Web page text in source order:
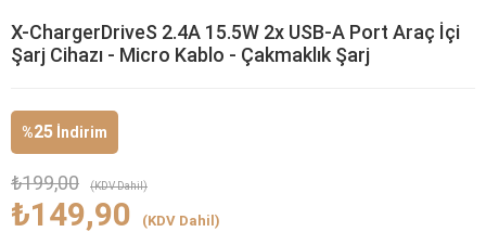
X-ChargerDriveS 2.4A 15.5W 2x USB-A Port Araç İçi
Şarj Cihazı - Micro Kablo - Çakmaklık Şarj
%25 İndirim
₺199,00 (KDV Dahil)
₺149,90 (KDV Dahil)